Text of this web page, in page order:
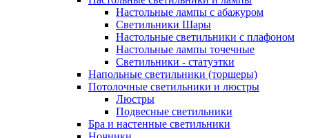
Настольные лампы с абажуром
Светильники Шары
Настольные светильники с плафоном
Настольные лампы точечные
Светильники - статуэтки
Напольные светильники (торшеры)
Потолочные светильники и люстры
Люстры
Подвесные светильники
Бра и настенные светильники